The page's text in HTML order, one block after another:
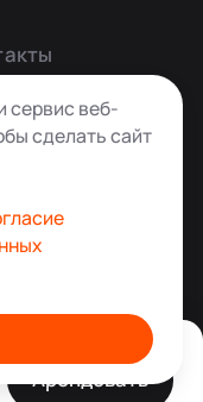
Арендовать
звонок
181-55-45
в Москве
защищены
сервис веб-
сделать сайт